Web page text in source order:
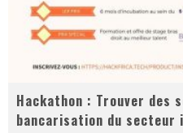
Hackathon : Trouver des
bancarisation du secteur